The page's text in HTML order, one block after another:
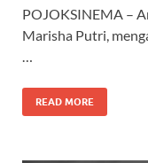
POJOKSINEMA –
Marisha Putri,
…
READ MORE